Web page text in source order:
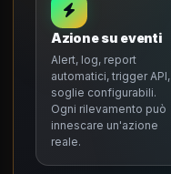
Azione su eventi
Alert, log, report
automatici, trigger API,
soglie configurabili.
Ogni rilevamento può
innescare un'azione
reale.